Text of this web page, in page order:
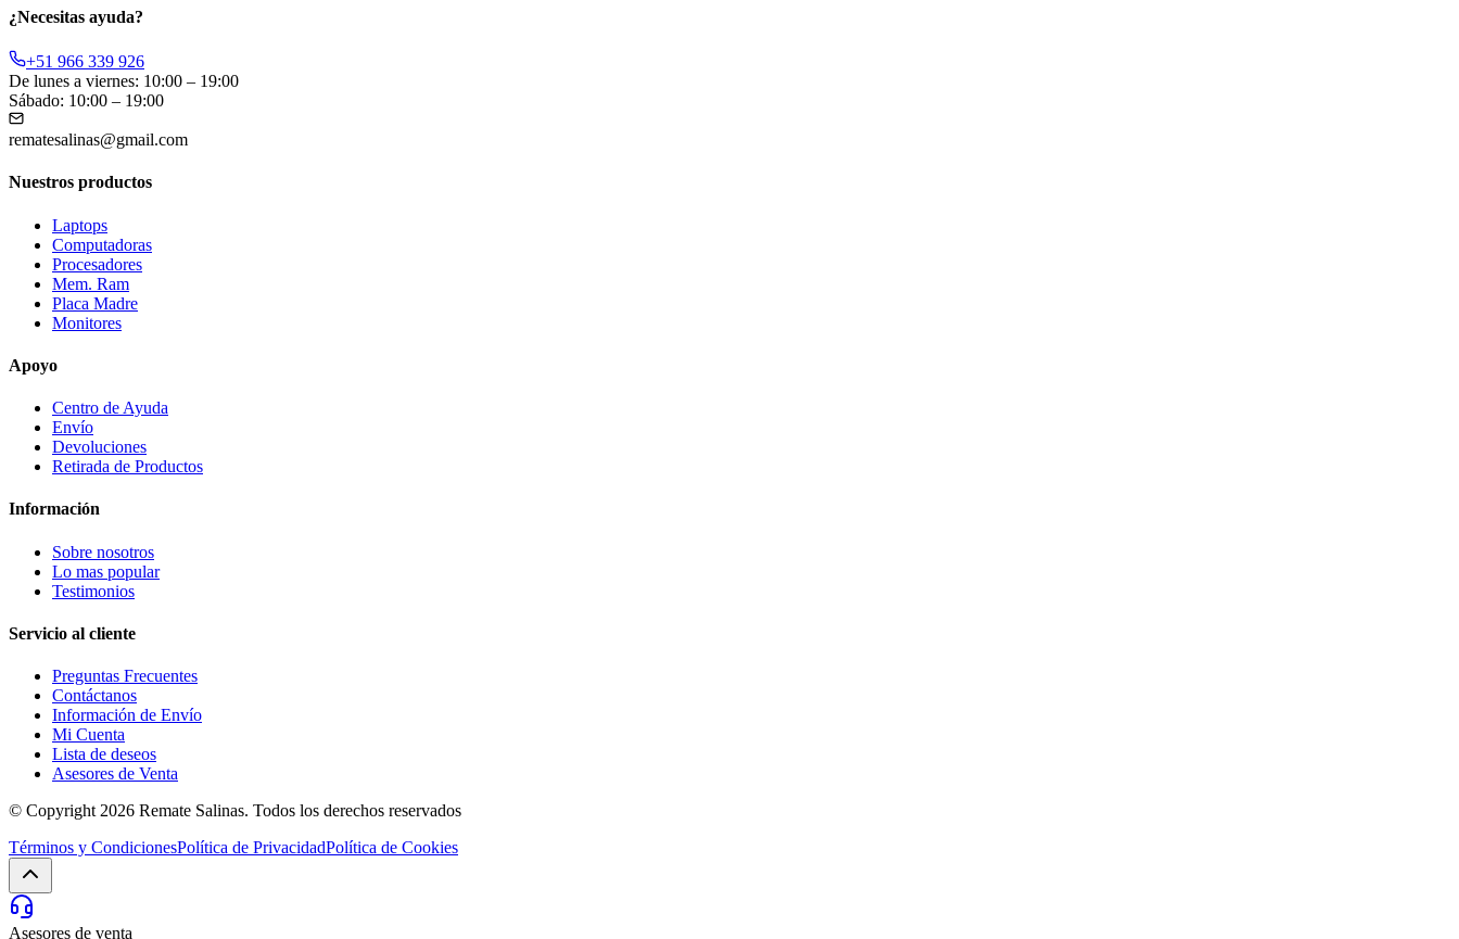
¿Necesitas ayuda?
+51 966 339 926
De lunes a viernes: 10:00 – 19:00
Sábado: 10:00 – 19:00
rematesalinas@gmail.com
Nuestros productos
Laptops
Computadoras
Procesadores
Mem. Ram
Placa Madre
Monitores
Apoyo
Centro de Ayuda
Envío
Devoluciones
Retirada de Productos
Información
Sobre nosotros
Lo mas popular
Testimonios
Servicio al cliente
Preguntas Frecuentes
Contáctanos
Información de Envío
Mi Cuenta
Lista de deseos
Asesores de Venta
© Copyright 2026 Remate Salinas. Todos los derechos reservados
Términos y CondicionesPolítica de PrivacidadPolítica de Cookies
Asesores de venta